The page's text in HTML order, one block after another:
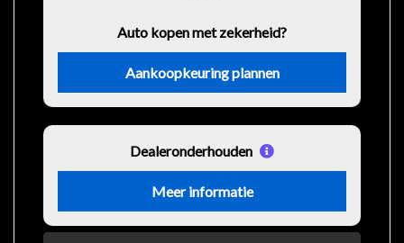
Auto kopen met zekerheid?
Aankoopkeuring plannen
Dealeronderhouden
Meer informatie